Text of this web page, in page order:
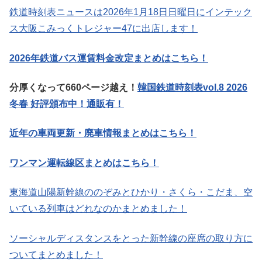
鉄道時刻表ニュースは2026年1月18日日曜日にインテック
ス大阪こみっくトレジャー47に出店します！
2026年鉄道バス運賃料金改定まとめはこちら！
分厚くなって660ページ越え！ 韓国鉄道時刻表vol.8 2026
冬春 好評頒布中！通販有！
近年の車両更新・廃車情報まとめはこちら！
ワンマン運転線区まとめはこちら！
東海道山陽新幹線ののぞみとひかり・さくら・こだま、空
いている列車はどれなのかまとめました！
ソーシャルディスタンスをとった新幹線の座席の取り方に
ついてまとめました！